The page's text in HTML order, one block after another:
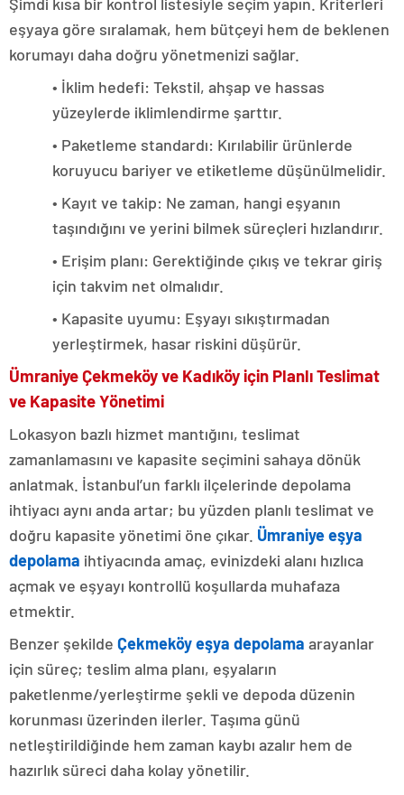
eşyaya göre sıralamak, hem bütçeyi hem de beklenen
korumayı daha doğru yönetmenizi sağlar.
• İklim hedefi: Tekstil, ahşap ve hassas
yüzeylerde iklimlendirme şarttır.
• Paketleme standardı: Kırılabilir ürünlerde
koruyucu bariyer ve etiketleme düşünülmelidir.
• Kayıt ve takip: Ne zaman, hangi eşyanın
taşındığını ve yerini bilmek süreçleri hızlandırır.
• Erişim planı: Gerektiğinde çıkış ve tekrar giriş
için takvim net olmalıdır.
• Kapasite uyumu: Eşyayı sıkıştırmadan
yerleştirmek, hasar riskini düşürür.
Ümraniye Çekmeköy ve Kadıköy için Planlı Teslimat
ve Kapasite Yönetimi
Lokasyon bazlı hizmet mantığını, teslimat
zamanlamasını ve kapasite seçimini sahaya dönük
anlatmak. İstanbul’un farklı ilçelerinde depolama
ihtiyacı aynı anda artar; bu yüzden planlı teslimat ve
doğru kapasite yönetimi öne çıkar. Ümraniye eşya
depolama ihtiyacında amaç, evinizdeki alanı hızlıca
açmak ve eşyayı kontrollü koşullarda muhafaza
etmektir.
Benzer şekilde Çekmeköy eşya depolama arayanlar
için süreç; teslim alma planı, eşyaların
paketlenme/yerleştirme şekli ve depoda düzenin
korunması üzerinden ilerler. Taşıma günü
netleştirildiğinde hem zaman kaybı azalır hem de
hazırlık süreci daha kolay yönetilir.